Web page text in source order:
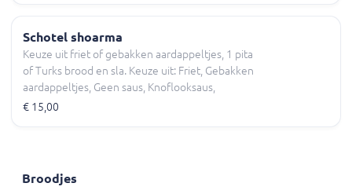
Schotel shoarma
Keuze uit friet of gebakken aardappeltjes, 1 pita
of Turks brood en sla. Keuze uit: Friet, Gebakken
aardappeltjes, Geen saus, Knoflooksaus,
Sambalsaus en meer.
€ 15,00
Broodjes